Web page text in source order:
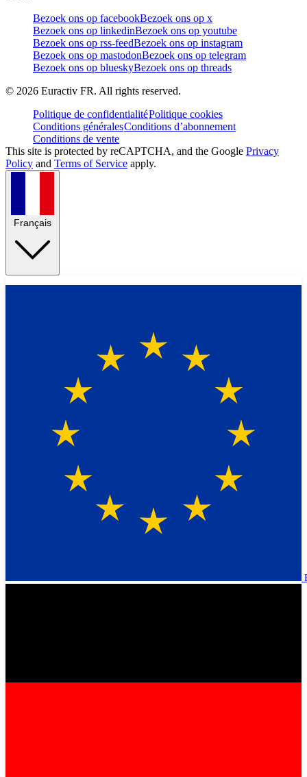
Bezoek ons op facebookBezoek ons op x
Bezoek ons op linkedinBezoek ons op youtube
Bezoek ons op rss-feedBezoek ons op instagram
Bezoek ons op mastodonBezoek ons op telegram
Bezoek ons op blueskyBezoek ons op threads
© 2026 Euractiv FR. All rights reserved.
Politique de confidentialitéPolitique cookies
Conditions généralesConditions d’abonnement
Conditions de vente
This site is protected by reCAPTCHA, and the Google Privacy
Policy and Terms of Service apply.
Français